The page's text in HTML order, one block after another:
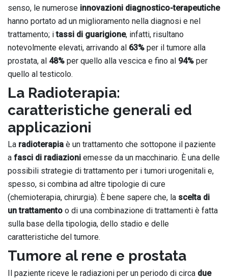
senso, le numerose innovazioni diagnostico-terapeutiche
hanno portato ad un miglioramento nella diagnosi e nel
trattamento; itassi di guarigione, infatti, risultano
notevolmente elevati, arrivando al 63% per il tumore alla
prostata, al 48% per quello alla vescica e fino al 94% per
quello al testicolo.
La Radioterapia:
caratteristiche generali ed
applicazioni
La radioterapia è un trattamento che sottopone il paziente
a fasci di radiazioni emesse da un macchinario. È una delle
possibili strategie di trattamento per i tumori urogenitali e,
spesso, si combina ad altre tipologie di cure
(chemioterapia, chirurgia). È bene sapere che, la scelta di
un trattamento o di una combinazione di trattamenti è fatta
sulla base della tipologia, dello stadio e delle
caratteristiche del tumore.
Tumore al rene e prostata
Il paziente riceve le radiazioni per un periodo di circa due